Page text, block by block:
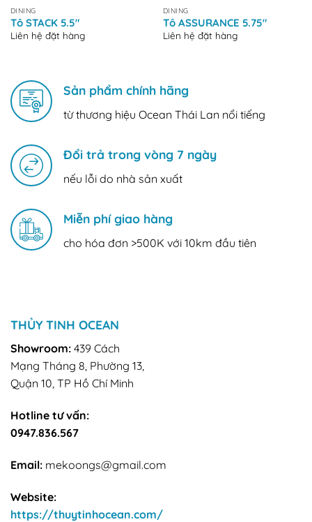
DINING
Tô STACK 5.5″
Liên hệ đặt hàng
DINING
Tô ASSURANCE 5.75″
Liên hệ đặt hàng
Sản phẩm chính hãng
từ thương hiệu Ocean Thái Lan nổi tiếng
Đổi trả trong vòng 7 ngày
nếu lỗi do nhà sản xuất
Miễn phí giao hàng
cho hóa đơn >500K với 10km đầu tiên
THỦY TINH OCEAN
Showroom: 439 Cách
Mạng Tháng 8, Phường 13,
Quận 10, TP Hồ Chí Minh
Hotline tư vấn:
0947.836.567
Email: mekoongs@gmail.com
Website:
https://thuytinhocean.com/